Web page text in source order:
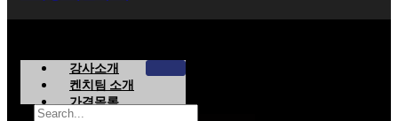
강사소개
켄치팀 소개
가격목록